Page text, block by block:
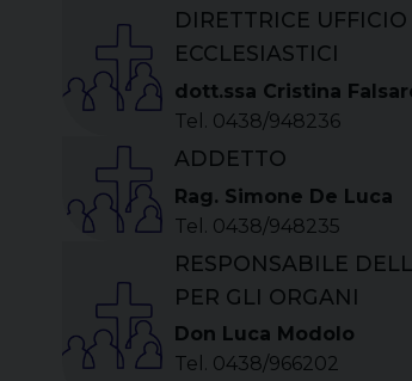
DIRETTRICE
ECCLESIASTICI
dott.ssa Cristina
Tel. 0438/948236
ADDETTO
Rag. Simone De Luca
Tel. 0438/948235
RESPONSABILE
PER GLI ORGANI
Don Luca Modolo
Tel. 0438/966202